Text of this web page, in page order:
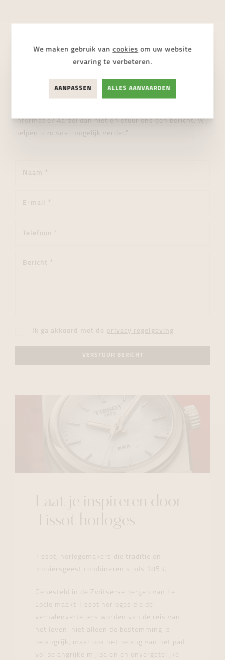
STUUR ONS EEN BERICHT
Wij helpen je graag verder!
informatie? Aarzel dan niet en stuur ons een bericht. Wij
helpen u zo snel mogelijk verder."
Ik ga akkoord met de privacy regelgeving
VERSTUUR BERICHT
Laat je inspireren door
Tissot horloges
Tissot, horlogemakers die traditie en
pioniersgeest combineren sinds 1853.
Genesteld in de Zwitserse bergen van Le
Locle maakt Tissot horloges die de
verhalenvertellers worden van de reis van
het leven: niet alleen de bestemming is
belangrijk, maar ook het belang van het pad
vol belangrijke mijlpalen en onvergetelijke
We maken gebruik van cookies om uw website
ervaring te verbeteren.
AANPASSEN ALLES AANVAARDEN